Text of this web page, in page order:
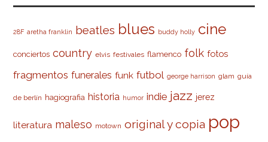
28F aretha franklin beatles blues buddy holly cine
conciertos country elvis festivales flamenco folk fotos
fragmentos funerales funk futbol george harrison glam guía
de berlín hagiografia historia humor indie jazz jerez
literatura maleso motown original y copia pop